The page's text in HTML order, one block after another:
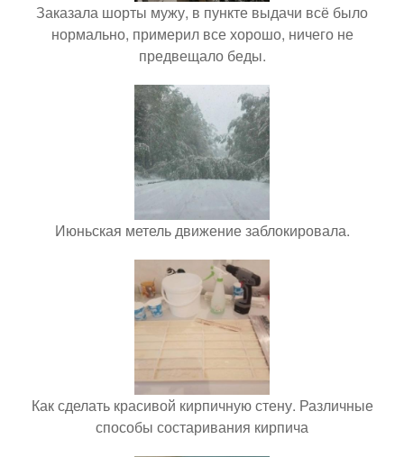
Заказала шорты мужу, в пункте выдачи всё было
нормально, примерил все хорошо, ничего не
предвещало беды.
Июньская метель движение заблокировала.
Как сделать красивой кирпичную стену. Различные
способы состаривания кирпича